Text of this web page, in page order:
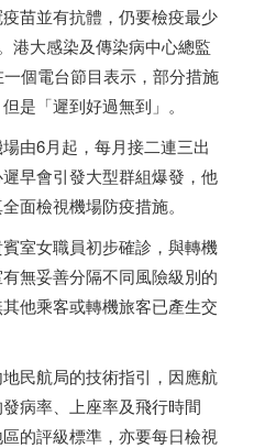
苗並有抗體，仍要檢疫最少
港大感染及傳染病中心總監
個電台節目表示，部分措施
是「遲到好過無到」。
由6月起，每月接二連三出
早會引發大型群組爆發，他
面檢視機場防疫措施。
室女職員初步確診，與轉機
無妥善分隔不同風險級別的
他乘客或轉機旅客已產生交
民航局的技術指引，因應航
病率、上座率及飛行時間
的評級標準，亦要每日檢視